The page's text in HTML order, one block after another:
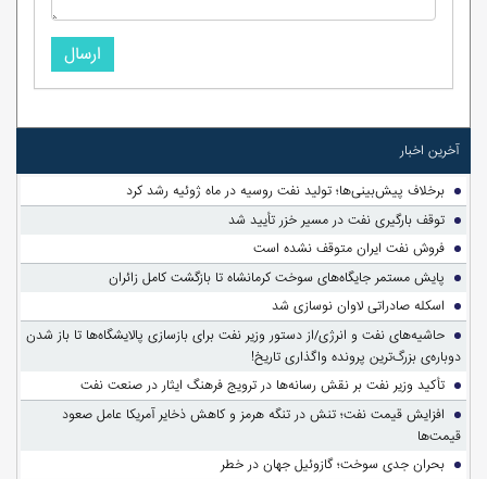
ارسال
آخرین اخبار
برخلاف پیش‌بینی‌ها؛ تولید نفت روسیه در ماه ژوئیه رشد کرد
توقف بارگیری نفت در مسیر خزر تأیید شد
فروش نفت ایران متوقف نشده است
پایش مستمر جایگاه‌های سوخت کرمانشاه تا بازگشت کامل زائران
اسکله صادراتی لاوان نوسازی شد
حاشیه‌های نفت و انرژی/از دستور وزیر نفت برای بازسازی پالایشگاه‌ها تا باز شدن
دوباره‌ی بزرگ‌ترین پرونده واگذاری تاریخ!
تأکید وزیر نفت بر نقش رسانه‌ها در ترویج فرهنگ ایثار در صنعت نفت
افزایش قیمت نفت؛ تنش در تنگه هرمز و کاهش ذخایر آمریکا عامل صعود
قیمت‌ها
بحران جدی سوخت؛ گازوئیل جهان در خطر